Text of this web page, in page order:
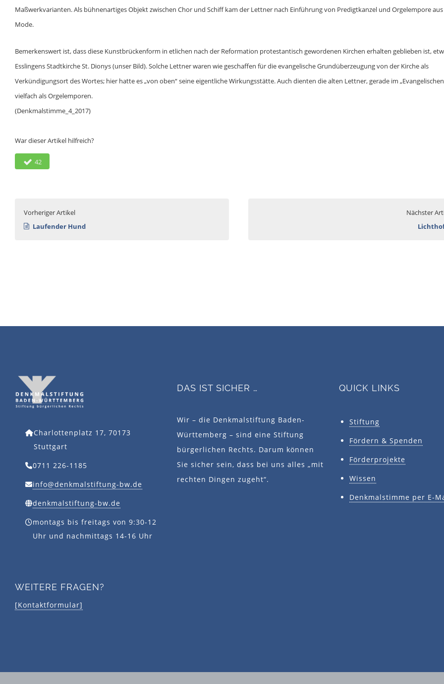
Maßwerkvarianten. Als bühnenartiges Objekt zwischen Chor und Schiff kam der Lettner nach Einführung von Predigtkanzel und Orgelempore
Mode.
Bemerkenswert ist, dass diese Kunstbrückenform in etlichen nach der Reformation protestantisch gewordenen Kirchen erhalten geblieben ist,
Esslingens Stadtkirche St. Dionys (unser Bild). Solche Lettner waren wie geschaffen für die evangelische Grundüberzeugung von der Kirche als
Verkündigungsort des Wortes; hier hatte es „von oben“ seine eigentliche Wirkungsstätte. Auch dienten die alten Lettner, gerade im
vielfach als Orgelemporen.
(Denkmalstimme_4_2017)
War dieser Artikel hilfreich?
42
Vorheriger Artikel
Laufender Hund
Nächster
Charlottenplatz 17, 70173
Stuttgart
0711 226-1185
info@denkmalstiftung-bw.de
denkmalstiftung-bw.de
montags bis freitags von 9:30-12
Uhr und nachmittags 14-16 Uhr
WEITERE FRAGEN?
[Kontaktformular]
DAS IST SICHER …
Wir – die Denkmalstiftung Baden-
Württemberg – sind eine Stiftung
bürgerlichen Rechts. Darum können
Sie sicher sein, dass bei uns alles „mit
rechten Dingen zugeht“.
QUICK LINKS
Stiftung
Fördern & Spenden
Förderprojekte
Wissen
Denkmalstimme per E-